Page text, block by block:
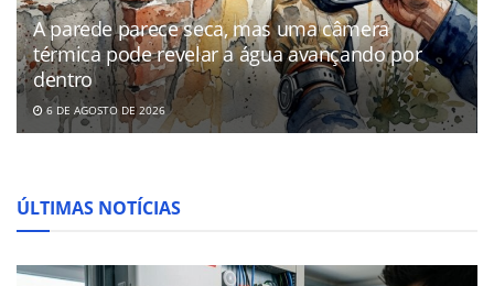
A parede parece seca, mas uma câmera
térmica pode revelar a água avançando por
dentro
6 DE AGOSTO DE 2026
ÚLTIMAS NOTÍCIAS